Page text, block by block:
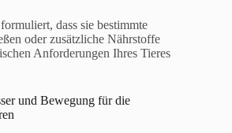
dass sie bestimmte
oder zusätzliche Nährstoffe
Anforderungen Ihres Tieres
und Bewegung für die